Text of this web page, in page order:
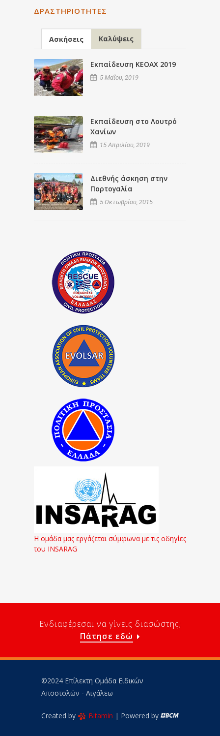
ΔΡΑΣΤΗΡΙΌΤΗΤΕΣ
Ασκήσεις Καλύψεις
Εκπαίδευση ΚΕΟΑΧ 2019
5 Μαΐου, 2019
Εκπαίδευση στο Λουτρό
Χανίων
15 Απριλίου, 2019
Διεθνής άσκηση στην
Πορτογαλία
5 Οκτωβρίου, 2015
Η ομάδα μας εργάζεται σύμφωνα με τις οδηγίες
του INSARAG
Ενδιαφέρεσαι να γίνεις διασώστης;
Πάτησε εδώ
©2024 Επίλεκτη Ομάδα Ειδικών
Αποστολών - Αιγάλεω
Created by Bitamin | Powered by